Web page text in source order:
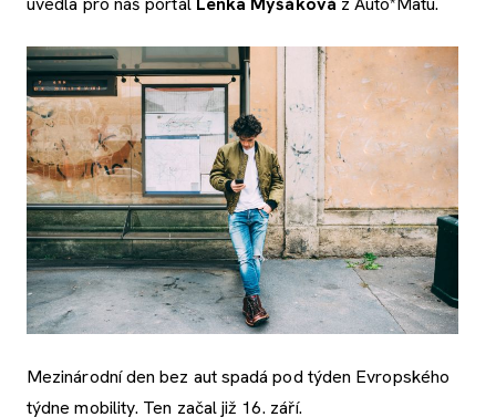
Mezinárodní den bez aut spadá pod týden Evropského
týdne mobility. Ten začal již 16. září.